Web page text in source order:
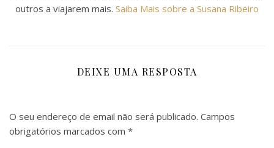
outros a viajarem mais. Saiba Mais sobre a Susana Ribeiro
DEIXE UMA RESPOSTA
O seu endereço de email não será publicado. Campos
obrigatórios marcados com *